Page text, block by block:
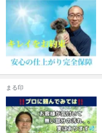
まる印